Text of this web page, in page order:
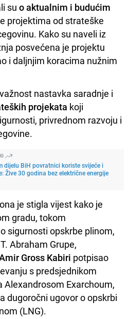
su o aktualnim i budućim
projektima od strateške
Kako su naveli iz
posvećena je projektu
i daljnjim koracima nužnim
nastavka saradnje i
projekata koji
privrednom razvoju i
dijelu BiH povratnici koriste svijeće i
Žive 30 godina bez električne energije
je stigla vijest kako je
gradu, tokom
sigurnosti opskrbe plinom,
Abraham Grupe,
Gross Kabiri potpisao
s predsjednikom
Alexandrosom Exarchoum,
dugoročni ugovor o opskrbi
(LNG).